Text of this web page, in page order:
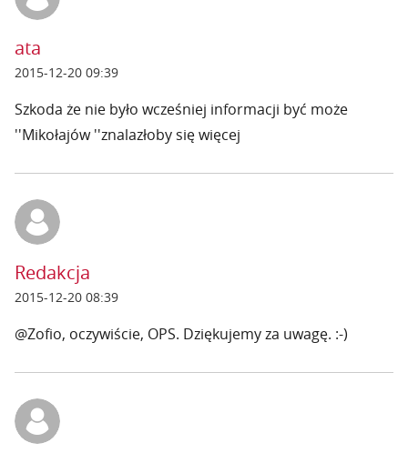
ata
2015-12-20 09:39
Szkoda że nie było wcześniej informacji być może
''Mikołajów ''znalazłoby się więcej
Redakcja
2015-12-20 08:39
@Zofio, oczywiście, OPS. Dziękujemy za uwagę. :-)